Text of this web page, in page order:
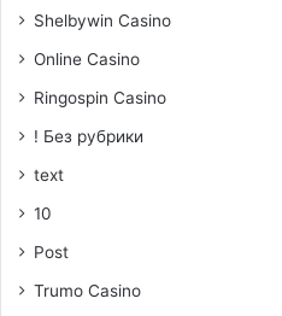
Shelbywin Casino
Online Casino
Ringospin Casino
! Без рубрики
text
10
Post
Trumo Casino